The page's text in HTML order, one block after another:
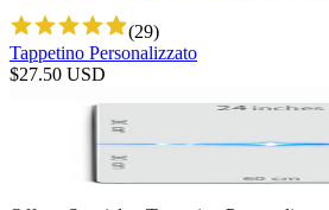
(29)
Tappetino Personalizzato
$27.50 USD